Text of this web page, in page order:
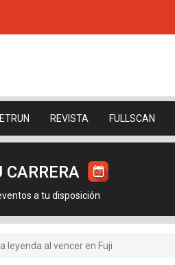
REVISTA FULLSCAN
CARRERA
a tu disposición
leyenda al vencer en Fuji